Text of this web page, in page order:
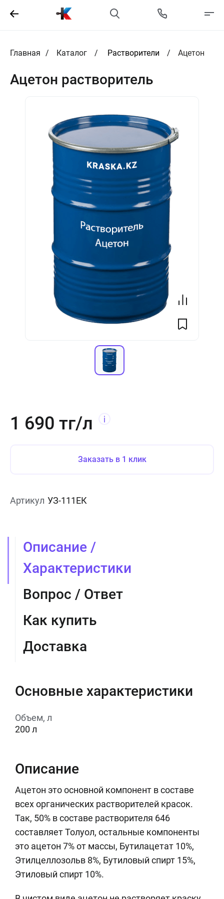
Главная Каталог Растворители Ацетон
Ацетон растворитель
1 690 тг/л
Заказать в 1 клик
Артикул УЗ-111ЕК
Описание /
Характеристики
Вопрос / Ответ
Как купить
Доставка
Основные характеристики
Объем, л
200 л
Описание
Ацетон это основной компонент в составе
всех органических растворителей красок.
Так, 50% в составе растворителя 646
составляет Толуол, остальные компоненты
это ацетон 7% от массы, Бутилацетат 10%,
Этилцеллозольв 8%, Бутиловый спирт 15%,
Этиловый спирт 10%.